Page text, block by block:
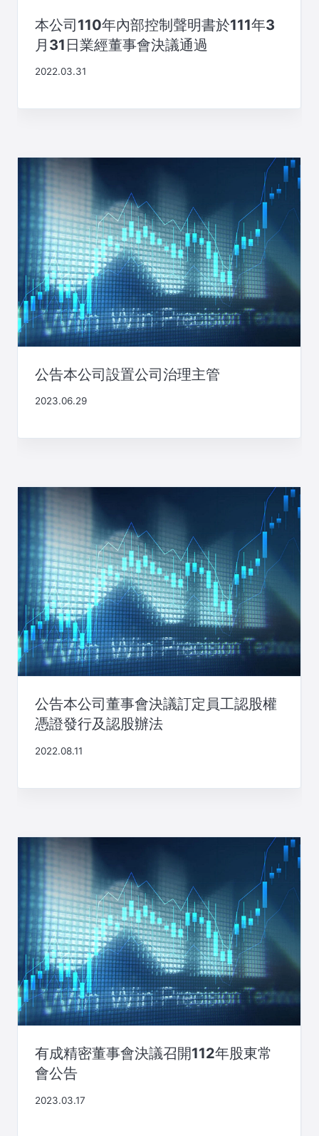
本公司110年內部控制聲明書於111年3
月31日業經董事會決議通過
2022.03.31
公告本公司設置公司治理主管
2023.06.29
公告本公司董事會決議訂定員工認股權
憑證發行及認股辦法
2022.08.11
有成精密董事會決議召開112年股東常
會公告
2023.03.17